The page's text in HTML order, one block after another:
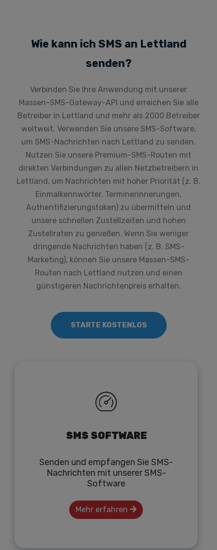
Wie kann ich SMS an Lettland
senden?
Verbinden Sie Ihre Anwendung mit unserer
Massen-SMS-Gateway-API und erreichen Sie alle
Betreiber in Lettland und mehr als 2000 Betreiber
weltweit. Verwenden Sie unsere SMS-Software,
um SMS-Nachrichten nach Lettland zu senden.
Nutzen Sie unsere Premium-SMS-Routen mit
direkten Verbindungen zu allen Netzbetreibern in
Lettland, um Nachrichten mit hoher Priorität (z. B.
Einmalkennwörter, Terminerinnerungen,
Authentifizierungstoken) zu übermitteln und
unsere schnellen Zustellzeiten und hohen
Zustellraten zu genießen. Wenn Sie weniger
dringende Nachrichten haben (z. B. SMS-
Marketing), können Sie unsere Massen-SMS-
Routen nach Lettland nutzen und einen
günstigeren Nachrichtenpreis erhalten.
STARTE KOSTENLOS
SMS SOFTWARE
Senden und empfangen Sie SMS-
Nachrichten mit unserer SMS-
Software
Mehr erfahren